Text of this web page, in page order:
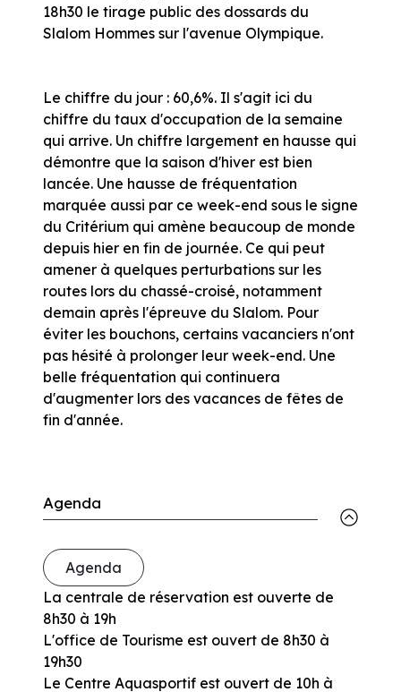
18h30 le tirage public des dossards du
Slalom Hommes sur l'avenue Olympique.
Le chiffre du jour : 60,6%. Il s'agit ici du
chiffre du taux d'occupation de la semaine
qui arrive. Un chiffre largement en hausse qui
démontre que la saison d'hiver est bien
lancée. Une hausse de fréquentation
marquée aussi par ce week-end sous le signe
du Critérium qui amène beaucoup de monde
depuis hier en fin de journée. Ce qui peut
amener à quelques perturbations sur les
routes lors du chassé-croisé, notamment
demain après l'épreuve du Slalom. Pour
éviter les bouchons, certains vacanciers n'ont
pas hésité à prolonger leur week-end. Une
belle fréquentation qui continuera
d'augmenter lors des vacances de fêtes de
fin d'année.
Agenda
Agenda
La centrale de réservation est ouverte de
8h30 à 19h
L'office de Tourisme est ouvert de 8h30 à
19h30
Le Centre Aquasportif est ouvert de 10h à